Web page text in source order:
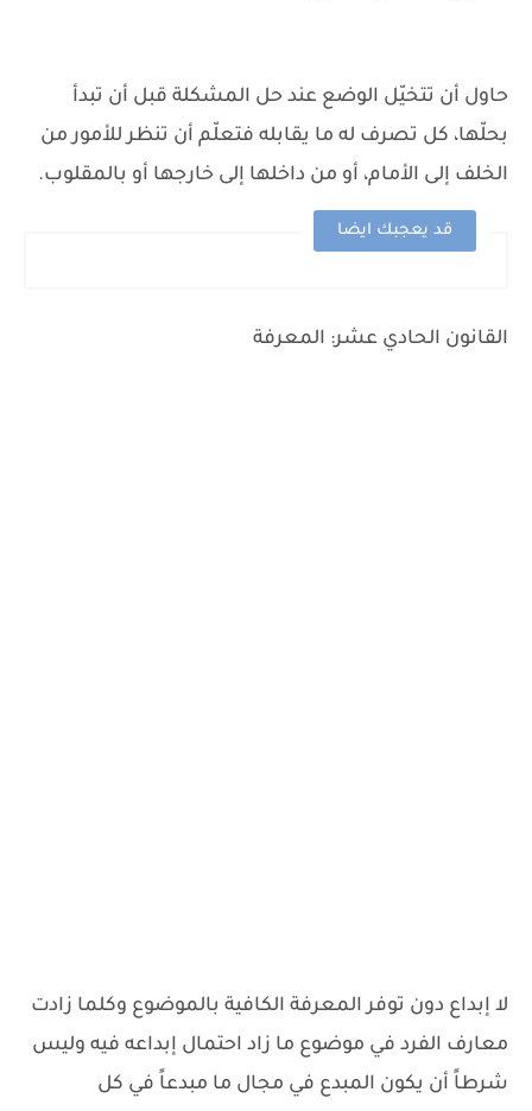
حاول أن تتخيّل الوضع عند حل المشكلة قبل أن تبدأ
بحلّها، كل تصرف له ما يقابله فتعلّم أن تنظر للأمور من
الخلف إلى الأمام، أو من داخلها إلى خارجها أو بالمقلوب.
قد يعجبك ايضا
القانون الحادي عشر: المعرفة
لا إبداع دون توفر المعرفة الكافية بالموضوع وكلما زادت
معارف الفرد في موضوع ما زاد احتمال إبداعه فيه وليس
شرطاً أن يكون المبدع في مجال ما مبدعاً في كل